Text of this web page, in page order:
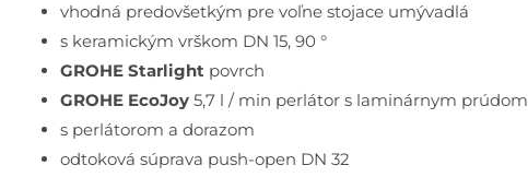
vhodná predovšetkým pre voľne stojace umývadlá
s keramickým vrškom DN 15, 90 °
GROHE Starlight povrch
GROHE EcoJoy 5,7 l / min perlátor s laminárnym prúdom
s perlátorom a dorazom
odtoková súprava push-open DN 32